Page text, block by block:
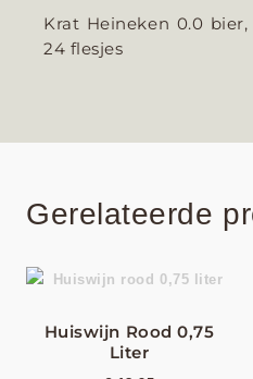
Krat Heineken 0.0
24 flesjes
Gerelateerde
Huiswijn Rood 0,75
Liter